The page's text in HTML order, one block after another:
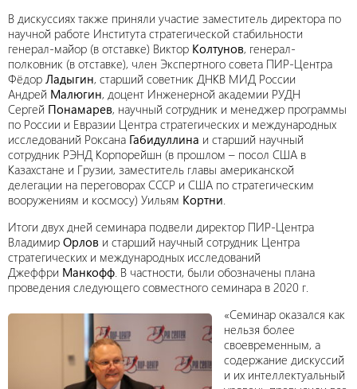
В дискуссиях также приняли участие заместитель директора по
научной работе Института стратегической стабильности
генерал-майор (в отставке) Виктор Колтунов, генерал-
полковник (в отставке), член Экспертного совета ПИР-Центра
Фёдор Ладыгин, старший советник ДНКВ МИД России
Андрей Малюгин, доцент Инженерной академии РУДН
Сергей Понамарев, научный сотрудник и менеджер программы
по России и Евразии Центра стратегических и международных
исследований Роксана Габидуллина и старший научный
сотрудник РЭНД Корпорейшн (в прошлом – посол США в
Казахстане и Грузии, заместитель главы американской
делегации на переговорах СССР и США по стратегическим
вооружениям и космосу) Уильям Кортни.
Итоги двух дней семинара подвели директор ПИР-Центра
Владимир Орлов и старший научный сотрудник Центра
стратегических и международных исследований
Джеффри Манкофф. В частности, были обозначены плана
проведения следующего совместного семинара в 2020 г.
«Семинар оказался как
нельзя более
своевременным, а
содержание дискуссий
и их интеллектуальный